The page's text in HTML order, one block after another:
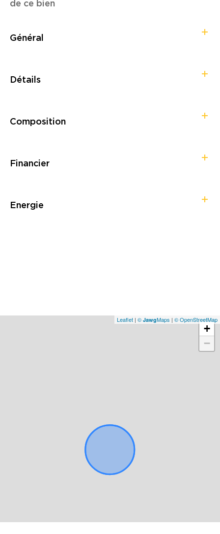
de ce bien
Général
Détails
Composition
Financier
Energie
+
−
Leaflet | © JawgMaps | © OpenStreetMap